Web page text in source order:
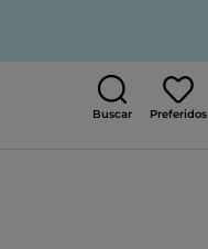
Buscar Preferidos